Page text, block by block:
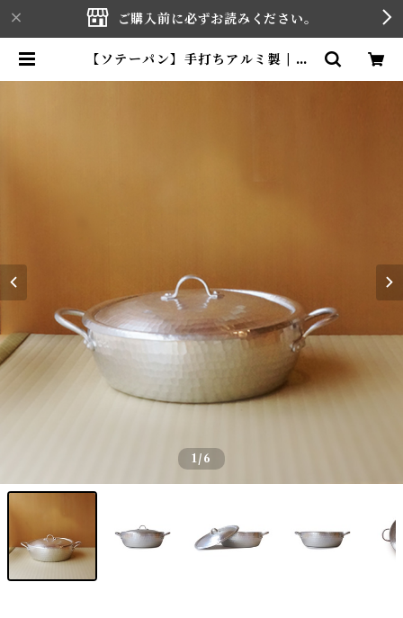
ご購入前に必ずお読みください。
【ソテーパン】手打ちアルミ製 | YA
1/6